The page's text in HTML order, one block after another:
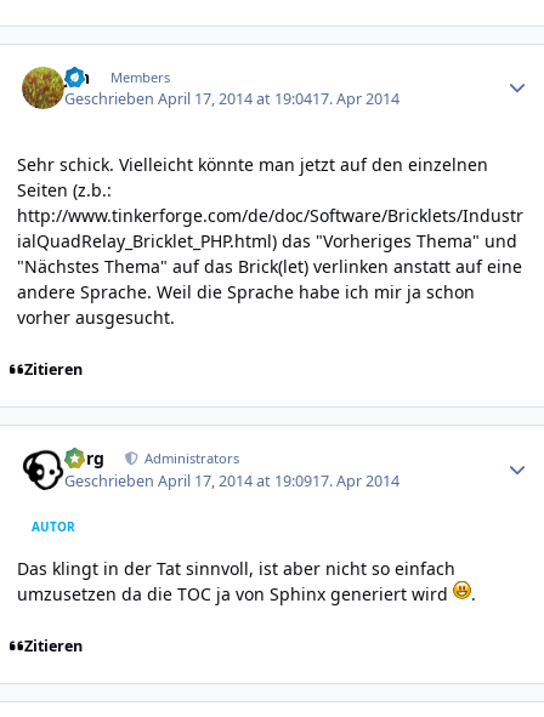
jan Members
GeschriebenApril 17, 2014 at 19:0417. Apr 2014
Sehr schick. Vielleicht könnte man jetzt auf den einzelnen
Seiten (z.b.:
http://www.tinkerforge.com/de/doc/Software/Bricklets/Industr
ialQuadRelay_Bricklet_PHP.html) das "Vorheriges Thema" und
"Nächstes Thema" auf das Brick(let) verlinken anstatt auf eine
andere Sprache. Weil die Sprache habe ich mir ja schon
vorher ausgesucht.
Zitieren
borg Administrators
GeschriebenApril 17, 2014 at 19:0917. Apr 2014
AUTOR
Das klingt in der Tat sinnvoll, ist aber nicht so einfach
umzusetzen da die TOC ja von Sphinx generiert wird
.
Zitieren